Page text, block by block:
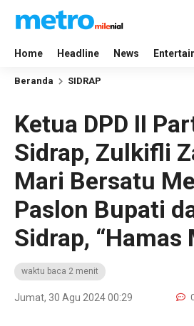
Home Headline News
Beranda SIDRAP
Ketua DPD II
Sidrap, Zulkifli
Mari Bersatu
Paslon Bupati
Sidrap, “Hamas
waktu baca 2 menit
Jumat, 30 Agu 2024 00:29